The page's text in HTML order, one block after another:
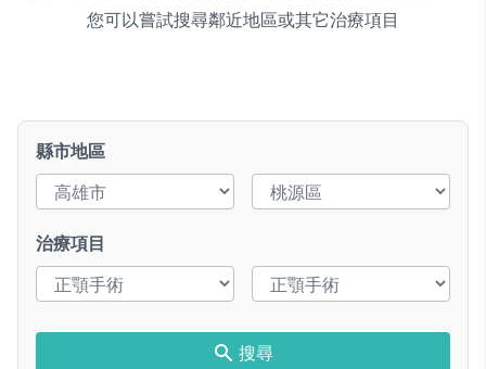
您可以嘗試搜尋鄰近地區或其它治療項目
縣市地區
治療項目
搜尋